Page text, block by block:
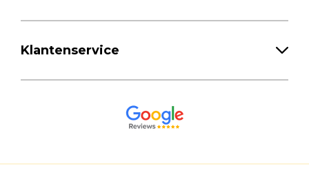
Klantenservice